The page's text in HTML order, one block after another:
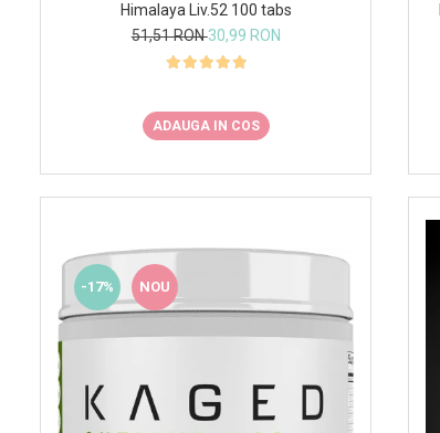
Himalaya Liv.52 100 tabs
51,51 RON30,99 RON
ADAUGA IN COS
-17% NOU